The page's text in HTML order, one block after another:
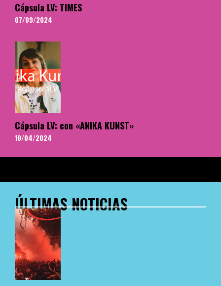
Cápsula LV: TIMES
07/09/2024
Cápsula LV: con «ANIKA KUNST»
10/04/2024
ÚLTIMAS NOTICIAS